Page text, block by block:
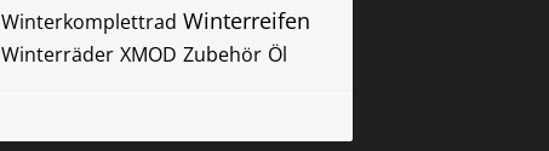
Winterkomplettrad Winterreifen
Winterräder XMOD Zubehör Öl